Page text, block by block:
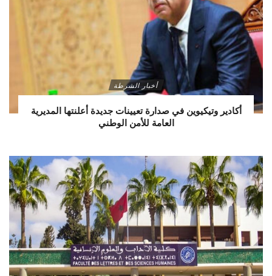
أخبار الشرطة
أكادير وتيكيوين في صدارة تعيينات جديدة أعلنتها المديرية
العامة للأمن الوطني